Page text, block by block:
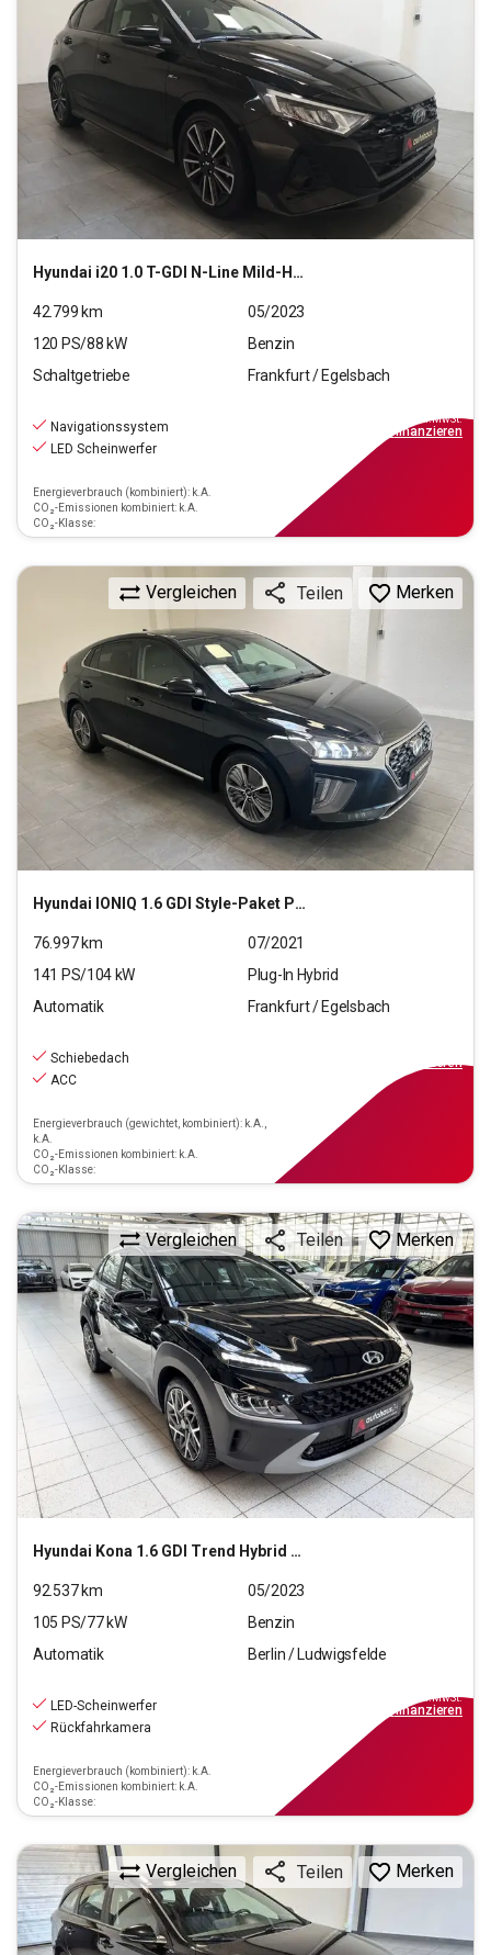
Hyundai i20 1.0 T-GDI N-Line Mild-Hybrid (EURO 6d)(OPF)
42.799 km
05/2023
120 PS/88 kW
Benzin
Schaltgetriebe
Frankfurt / Egelsbach
Navigationssystem
LED Scheinwerfer
Energieverbrauch (kombiniert): k.A.
CO₂-Emissionen kombiniert: k.A.
CO₂-Klasse:
inkl.MwSt.
finanzieren
Hyundai IONIQ 1.6 GDI Style-Paket Plug-In Hybrid (EURO 6d)
Vergleichen Teilen Merken
76.997km
07/2021
141 PS/104 kW
Plug-In Hybrid
Automatik
Frankfurt / Egelsbach
Schiebedach
ACC
Energieverbrauch (gewichtet, kombiniert): k.A.,
k.A.
CO₂-Emissionen kombiniert: k.A.
CO₂-Klasse:
finanzieren
Hyundai Kona 1.6 GDI Trend Hybrid 2WD (EURO 6d)
Vergleichen Teilen Merken
92.537km
05/2023
105 PS/77kW
Benzin
Automatik
Berlin / Ludwigsfelde
LED-Scheinwerfer
Rückfahrkamera
Energieverbrauch (kombiniert): k.A.
CO₂-Emissionen kombiniert: k.A.
CO₂-Klasse:
inkl.MwSt.
finanzieren
Vergleichen Teilen Merken